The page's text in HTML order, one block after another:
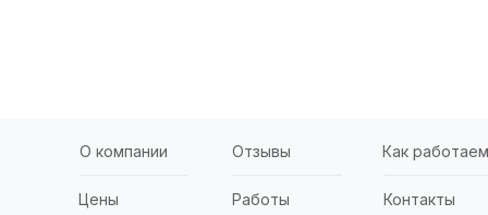
О компании Отзывы Как работаем
Работы Контакты
Цены